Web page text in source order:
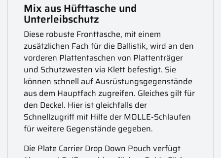
Mix aus Hüfttasche und
Unterleibschutz
Diese robuste Fronttasche, mit einem
zusätzlichen Fach für die Ballistik, wird an den
vorderen Plattentaschen von Plattenträger
und Schutzwesten via Klett befestigt. Sie
können schnell auf Ausrüstungsgegenstände
aus dem Hauptfach zugreifen. Gleiches gilt für
den Deckel. Hier ist gleichfalls der
Schnellzugriff mit Hilfe der MOLLE-Schlaufen
für weitere Gegenstände gegeben.
Die Plate Carrier Drop Down Pouch verfügt